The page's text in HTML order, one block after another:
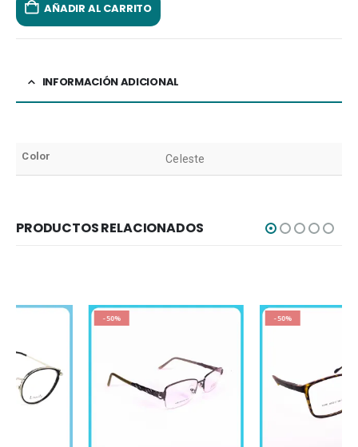
AÑADIR AL CARRITO
INFORMACIÓN ADICIONAL
Color Celeste
PRODUCTOS RELACIONADOS